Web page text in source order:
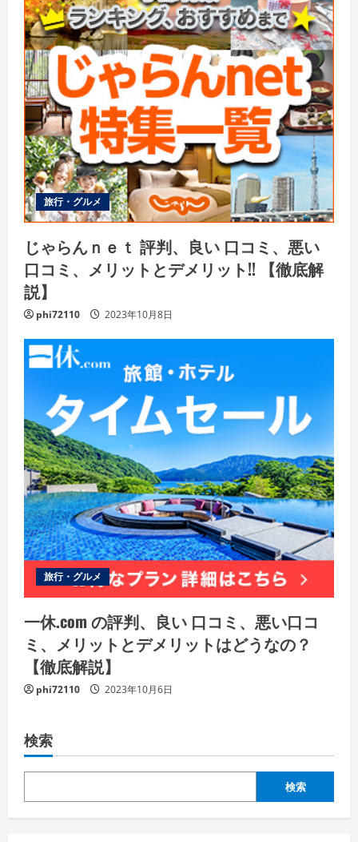
旅行・グルメ
じゃらんｎｅｔ 評判、良い 口コミ、悪い
口コミ、メリットとデメリット!! 【徹底解
説】
phi72110 2023年10月8日
旅行・グルメ
一休.com の評判、良い 口コミ、悪い口コ
ミ、メリットとデメリットはどうなの？
【徹底解説】
phi72110 2023年10月6日
検索
検索